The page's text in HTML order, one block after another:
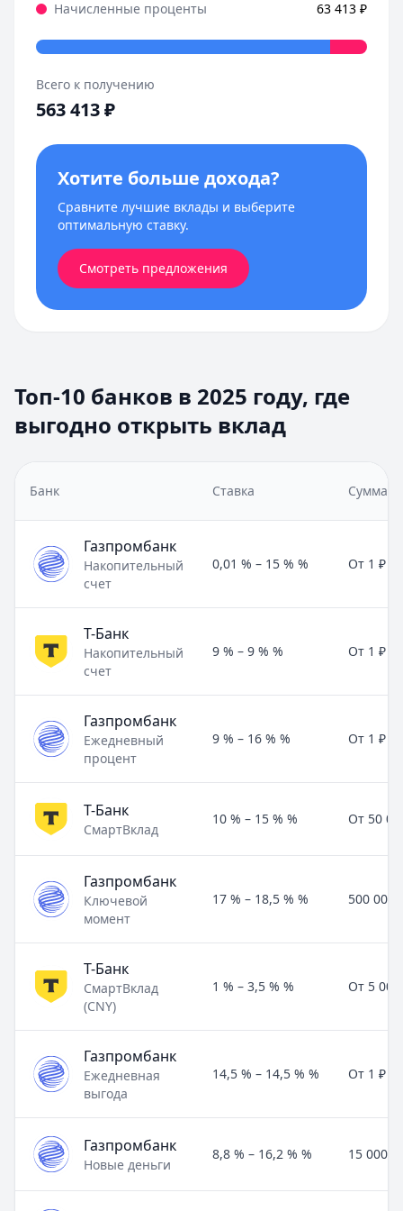
Начисленные проценты 63 413 ₽
Всего к получению
563 413₽
Хотите больше дохода?
Сравните лучшие вклады и выберите
оптимальную ставку.
Смотреть предложения
Топ-10 банков в 2025 году, где
выгодно открыть вклад
Банк Ставка Сумма
Газпромбанк
Накопительный
счет
0,01 % – 15 % % От 1 ₽
Т-Банк
Накопительный
счет
9 % – 9 % % От 1 ₽
Газпромбанк
Ежедневный
процент
9 % – 16 % % От 1 ₽
Т-Банк
СмартВклад
10 % – 15 % % От 50
Газпромбанк
Ключевой
момент
17 % – 18,5 % % 500 000
Т-Банк
СмартВклад
(CNY)
1 % – 3,5 % % От 5 000
Газпромбанк
Ежедневная
выгода
14,5 % – 14,5 % % От 1 ₽
Газпромбанк
Новые деньги
8,8 % – 16,2 % % 15 000